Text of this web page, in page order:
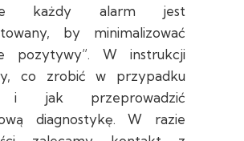
każdy alarm jest
by minimalizować
pozytywy”. W instrukcji
co zrobić w przypadku
i jak przeprowadzić
diagnostykę. W razie